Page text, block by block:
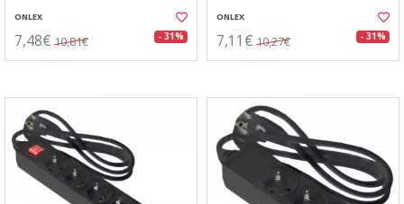
ONLEX
7,48€ 10,81€ - 31%
ONLEX
7,11€ 10,27€ - 31%